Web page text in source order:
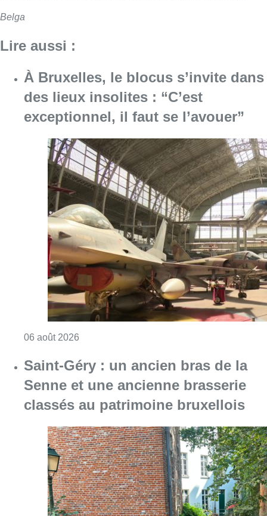
Belga
Lire aussi :
À Bruxelles, le blocus s’invite dans
des lieux insolites : “C’est
exceptionnel, il faut se l’avouer”
06 août 2026
Saint-Géry : un ancien bras de la
Senne et une ancienne brasserie
classés au patrimoine bruxellois